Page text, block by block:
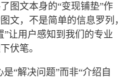
图文本身的“变现铺垫”作
文，不是简单的信息罗列，
”让用户感知到我们的专业
伏笔。
是“解决问题”而非“介绍自